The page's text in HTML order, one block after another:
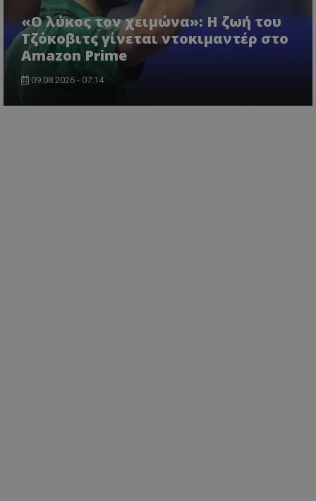
«Ο λύκος τον χειμώνα»: Η ζωή του
Τζόκοβιτς γίνεται ντοκιμαντέρ στο
Amazon Prime
09.08.2026 - 07:14